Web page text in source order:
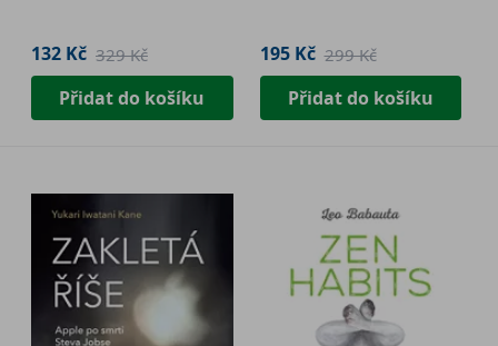
132 Kč 329 Kč
Přidat do košíku
195 Kč 299 Kč
Přidat do košíku